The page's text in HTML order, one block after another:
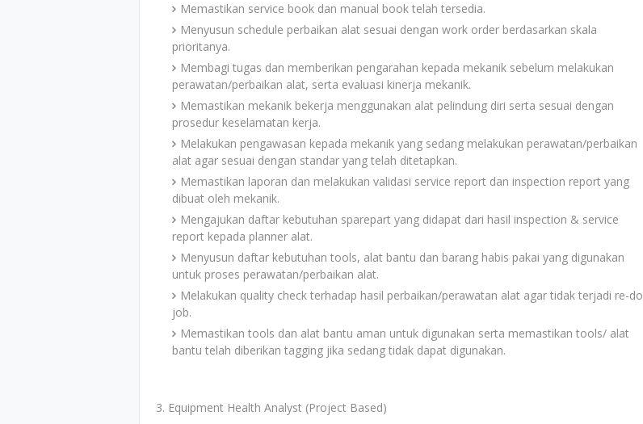
Memastikan service book dan manual book telah tersedia.
Menyusun schedule perbaikan alat sesuai dengan work order berdasarkan skala
prioritanya.
Membagi tugas dan memberikan pengarahan kepada mekanik sebelum melakukan
perawatan/perbaikan alat, serta evaluasi kinerja mekanik.
Memastikan mekanik bekerja menggunakan alat pelindung diri serta sesuai dengan
prosedur keselamatan kerja.
Melakukan pengawasan kepada mekanik yang sedang melakukan perawatan/perbaikan
alat agar sesuai dengan standar yang telah ditetapkan.
Memastikan laporan dan melakukan validasi service report dan inspection report yang
dibuat oleh mekanik.
Mengajukan daftar kebutuhan sparepart yang didapat dari hasil inspection & service
report kepada planner alat.
Menyusun daftar kebutuhan tools, alat bantu dan barang habis pakai yang digunakan
untuk proses perawatan/perbaikan alat.
Melakukan quality check terhadap hasil perbaikan/perawatan alat agar tidak terjadi re-do
job.
Memastikan tools dan alat bantu aman untuk digunakan serta memastikan tools/ alat
bantu telah diberikan tagging jika sedang tidak dapat digunakan.
3. Equipment Health Analyst (Project Based)